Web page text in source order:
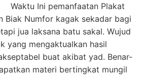
Waktu Ini pemanfaatan Plakat
Biak Numfor kagak sekadar bagi
jua laksana batu sakal. Wujud
yang mengaktualkan hasil
buat akibat yad. Benar-
materi bertingkat mungil